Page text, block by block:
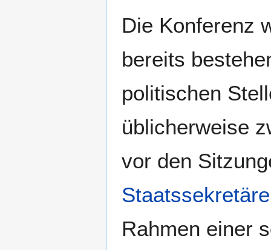
Die Konferenz
bereits
politischen
üblicherweise
vor den
Staatssekretäre
Rahmen einer